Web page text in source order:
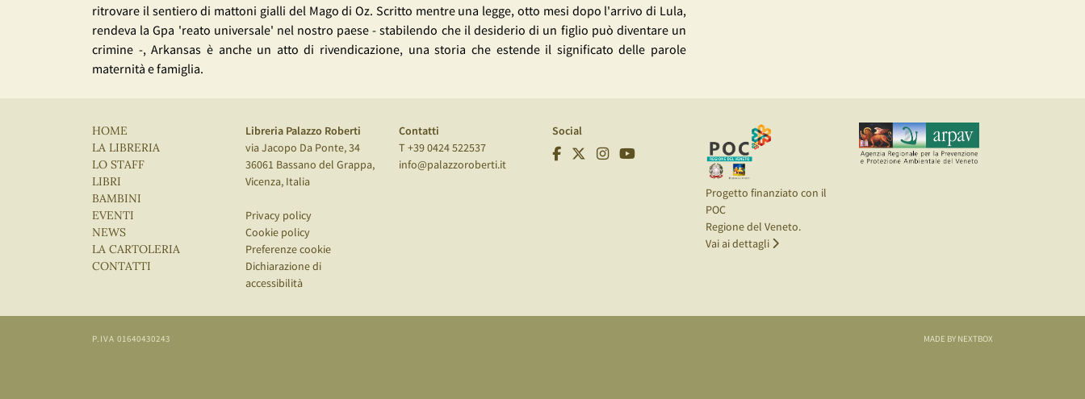
ritrovare il sentiero di mattoni gialli del Mago di Oz. Scritto mentre una legge, otto mesi dopo l'arrivo di Lula,
rendeva la Gpa 'reato universale' nel nostro paese - stabilendo che il desiderio di un figlio può diventare un
crimine -, Arkansas è anche un atto di rivendicazione, una storia che estende il significato delle parole
maternità e famiglia.
HOME
LA LIBRERIA
LO STAFF
LIBRI
BAMBINI
EVENTI
NEWS
LA CARTOLERIA
CONTATTI
Libreria Palazzo Roberti
via Jacopo Da Ponte, 34
36061 Bassano del Grappa,
Vicenza, Italia
Privacy policy
Cookie policy
Preferenze cookie
Dichiarazione di
accessibilità
Contatti
T +39 0424 522537
info@palazzoroberti.it
Social
Progetto finanziato con il
POC
Regione del Veneto.
Vai ai dettagli
P.IVA 01640430243 MADE BY NEXTBOX